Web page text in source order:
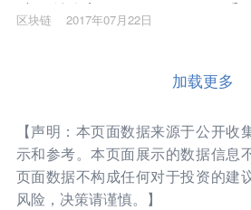
涉及总金额253.19亿元人民币
区块链 2017年07月22日
加载更多
【声明：本页面数据来源于公开收
示和参考。本页面展示的数据信息
页面数据不构成任何对于投资的建
风险，决策请谨慎。】